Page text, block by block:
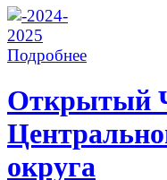
Подробнее
Открытый
округа